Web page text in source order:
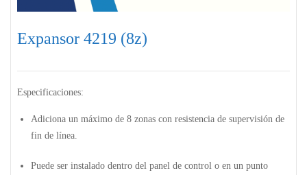
Expansor 4219 (8z)
Especificaciones:
Adiciona un máximo de 8 zonas con resistencia de supervisión de
fin de línea.
Puede ser instalado dentro del panel de control o en un punto